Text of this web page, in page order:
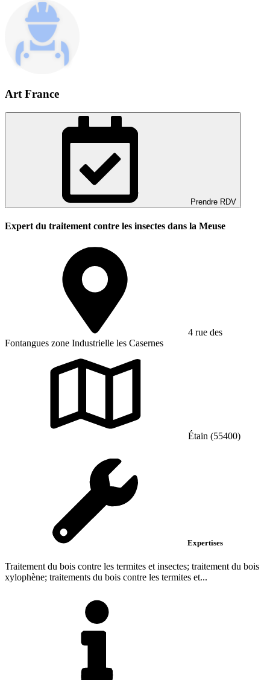
Art France
Prendre RDV
Expert du traitement contre les insectes dans la Meuse
4 rue des
Fontangues zone Industrielle les Casernes
Étain (55400)
Expertises
Traitement du bois contre les termites et insectes; traitement du bois
xylophène; traitements du bois contre les termites et...